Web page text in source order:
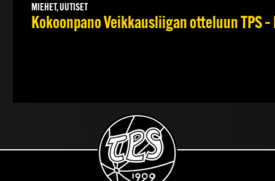
MIEHET, UUTISET
Kokoonpano Veikkausliigan otteluun TPS